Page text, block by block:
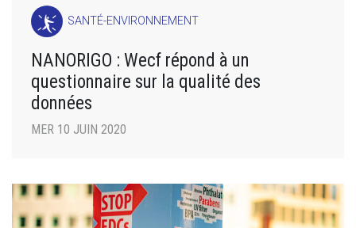
SANTÉ-ENVIRONNEMENT
NANORIGO : Wecf répond à un
questionnaire sur la qualité des
données
MER 10 JUIN 2020